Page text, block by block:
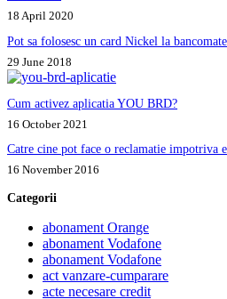
18 April 2020
Pot sa folosesc un card Nickel la
29 June 2018
Cum activez aplicatia YOU BRD?
16 October 2021
Catre cine pot face o reclamatie impotriva
16 November 2016
Categorii
abonament Orange
abonament Vodafone
abonament Vodafone
act vanzare-cumparare
acte necesare credit